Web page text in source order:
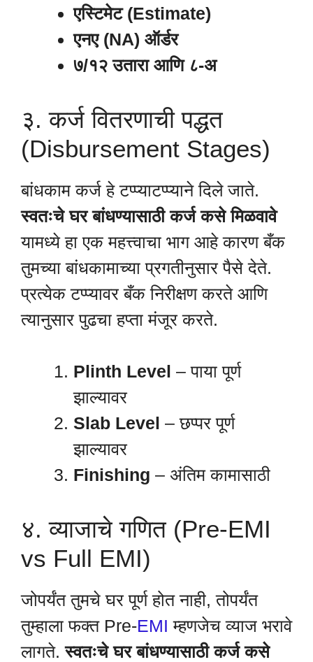
एस्टिमेट (Estimate)
एनए (NA) ऑर्डर
७/१२ उतारा आणि ८-अ
३. कर्ज वितरणाची पद्धत
(Disbursement Stages)
बांधकाम कर्ज हे टप्प्याटप्प्याने दिले जाते.
स्वतःचे घर बांधण्यासाठी कर्ज कसे मिळवावे
यामध्ये हा एक महत्त्वाचा भाग आहे कारण बँक
तुमच्या बांधकामाच्या प्रगतीनुसार पैसे देते.
प्रत्येक टप्प्यावर बँक निरीक्षण करते आणि
त्यानुसार पुढचा हप्ता मंजूर करते.
Plinth Level – पाया पूर्ण
झाल्यावर
Slab Level – छप्पर पूर्ण
झाल्यावर
Finishing – अंतिम कामासाठी
४. व्याजाचे गणित (Pre-EMI
vs Full EMI)
जोपर्यंत तुमचे घर पूर्ण होत नाही, तोपर्यंत
तुम्हाला फक्त Pre-EMI म्हणजेच व्याज भरावे
लागते.स्वतःचे घर बांधण्यासाठी कर्ज कसे